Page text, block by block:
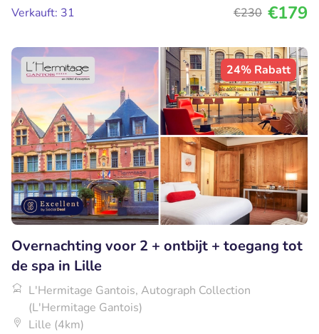
Verkauft: 31
€230 €179
24% Rabatt
Overnachting voor 2 + ontbijt + toegang tot
de spa in Lille
L'Hermitage Gantois, Autograph Collection
(L'Hermitage Gantois)
Lille (4km)